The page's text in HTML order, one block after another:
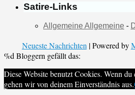
Satire-Links
Allgemeine Allgemeine -
Neueste Nachrichten | Powered by
%d Bloggern gefällt das:
Diese Website benutzt Cookies. Wenn
gehen wir von deinem Einverständnis aus.